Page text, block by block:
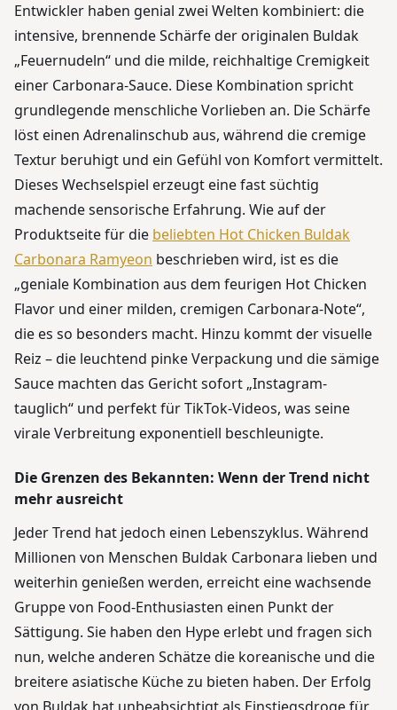
Entwickler haben genial zwei Welten kombiniert: die
intensive, brennende Schärfe der originalen Buldak
„Feuernudeln“ und die milde, reichhaltige Cremigkeit
einer Carbonara-Sauce. Diese Kombination spricht
grundlegende menschliche Vorlieben an. Die Schärfe
löst einen Adrenalinschub aus, während die cremige
Textur beruhigt und ein Gefühl von Komfort vermittelt.
Dieses Wechselspiel erzeugt eine fast süchtig
machende sensorische Erfahrung. Wie auf der
Produktseite für die beliebten Hot Chicken Buldak
Carbonara Ramyeon beschrieben wird, ist es die
„geniale Kombination aus dem feurigen Hot Chicken
Flavor und einer milden, cremigen Carbonara-Note“,
die es so besonders macht. Hinzu kommt der visuelle
Reiz – die leuchtend pinke Verpackung und die sämige
Sauce machten das Gericht sofort „Instagram-
tauglich“ und perfekt für TikTok-Videos, was seine
virale Verbreitung exponentiell beschleunigte.
Die Grenzen des Bekannten: Wenn der Trend nicht
mehr ausreicht
Jeder Trend hat jedoch einen Lebenszyklus. Während
Millionen von Menschen Buldak Carbonara lieben und
weiterhin genießen werden, erreicht eine wachsende
Gruppe von Food-Enthusiasten einen Punkt der
Sättigung. Sie haben den Hype erlebt und fragen sich
nun, welche anderen Schätze die koreanische und die
breitere asiatische Küche zu bieten haben. Der Erfolg